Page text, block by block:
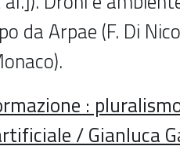
da Arpae (F. Di
:
/ Gianluca